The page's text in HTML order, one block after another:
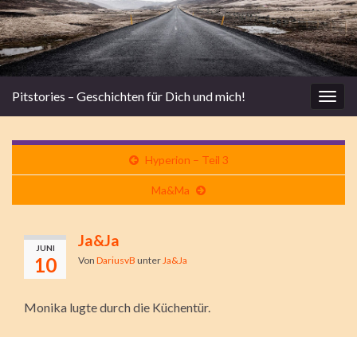
Pitstories – Geschichten für Dich und mich!
Hyperion – Teil 3
Ma&Ma
JUNI
10
Ja&Ja
Von DariusvB unter Ja&Ja
Monika lugte durch die Küchentür.